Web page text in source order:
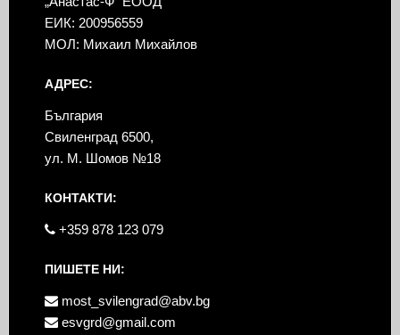
ЕИК: 200956559
МОЛ: Михаил Михайлов
АДРЕС:
България
Свиленград 6500,
ул. М. Шомов №18
КОНТАКТИ:
+359 878 123 079
ПИШЕТЕ НИ:
most_svilengrad@abv.bg
esvgrd@gmail.com